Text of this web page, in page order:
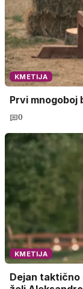
KMETIJA
Prvi mnogoboj
0
KMETIJA
Dejan